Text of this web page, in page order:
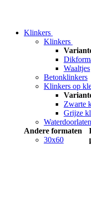
Klinkers
Klinkers
Waaltjes
Betonklinkers
Klinkers op
Zwarte
Grijze
Andere formaten
30x60